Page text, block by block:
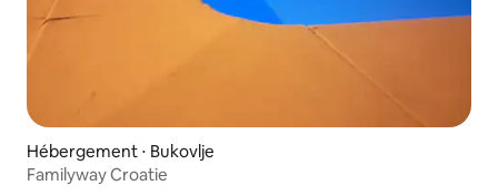
Hébergement ⋅ Bukovlje
Familyway Croatie